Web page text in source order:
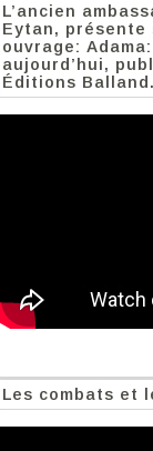
L’ancien
Eytan, présente
ouvrage:
aujourd’hui,
Éditions Balland.
Les combats et